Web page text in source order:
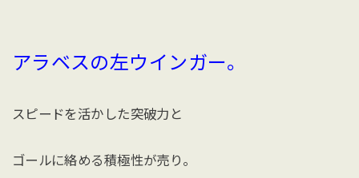
アラベスの左ウインガー。
スピードを活かした突破力と
ゴールに絡める積極性が売り。